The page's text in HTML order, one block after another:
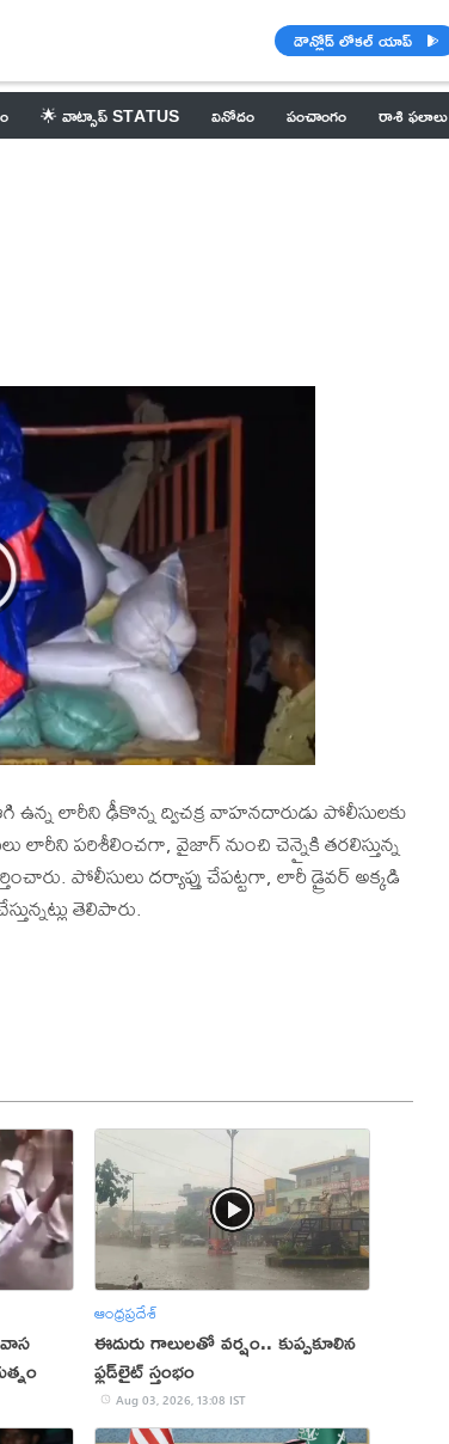
డౌన్లోడ్ లోకల్ యాప్
🌟 వాట్సాప్ STATUS వినోదం పంచాంగం రాశి ఫలాలు
లారీని ఢీకొన్న ద్విచక్ర వాహనదారుడు పోలీసులకు
పరిశీలించగా, వైజాగ్ నుంచి చెన్నైకి తరలిస్తున్న
పోలీసులు దర్యాప్తు చేపట్టగా, లారీ డ్రైవర్ అక్కడి
తెలిపారు.
ఆంధ్రప్రదేశ్
ఈదురు గాలులతో వర్షం.. కుప్పకూలిన
ఫ్లడ్‌లైట్‌ స్తంభం
Aug 03, 2026, 13:08 IST